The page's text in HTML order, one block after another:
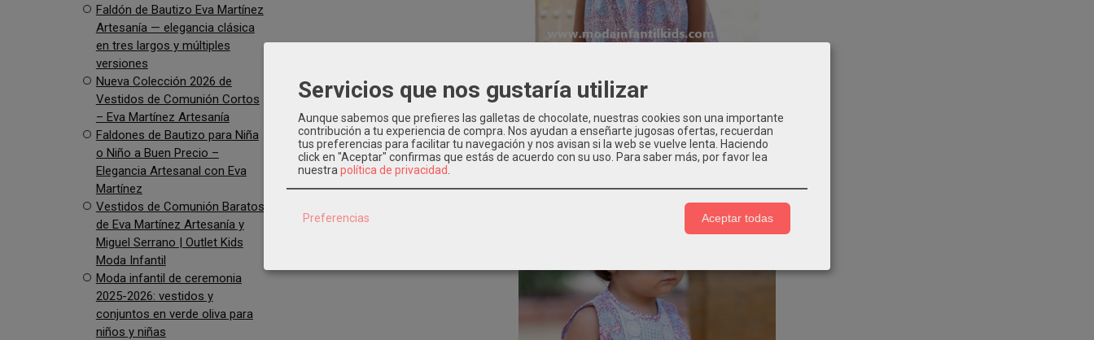
Faldón de Bautizo Eva Martínez
Artesanía — elegancia clásica
en tres largos y múltiples
versiones
Nueva Colección 2026 de
Vestidos de Comunión Cortos
– Eva Martínez Artesanía
Faldones de Bautizo para Niña
o Niño a Buen Precio –
Elegancia Artesanal con Eva
Martínez
Vestidos de Comunión Baratos
de Eva Martínez Artesanía y
Miguel Serrano | Outlet Kids
Moda Infantil
Moda infantil de ceremonia
2025-2026: vestidos y
conjuntos en verde oliva para
niños y niñas
Servicios que nos gustaría utilizar
Aunque sabemos que prefieres las galletas de chocolate, nuestras cookies son una importante
contribución a tu experiencia de compra. Nos ayudan a enseñarte jugosas ofertas, recuerdan
tus preferencias para facilitar tu navegación y nos avisan si la web se vuelve lenta. Haciendo
click en "Aceptar" confirmas que estás de acuerdo con su uso. Para saber más, por favor lea
nuestra política de privacidad
Preferencias Aceptar todas